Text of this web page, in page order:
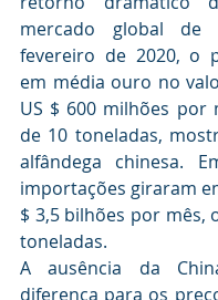
mercado global de
fevereiro de 2020, o
em média ouro no
US $ 600 milhões por
de 10 toneladas,
alfândega chinesa.
importações giraram
$ 3,5 bilhões por mês,
toneladas.
A ausência da
diferença para os